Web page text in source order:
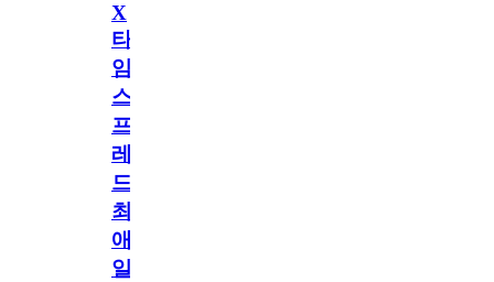
X
타
임
스
프
레
드]
최
애
일